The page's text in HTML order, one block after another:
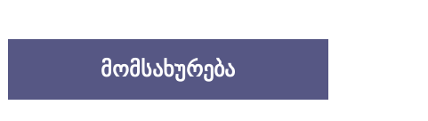
ᲛᲝᲛᲡᲐᲮᲣᲠᲔᲑᲐ